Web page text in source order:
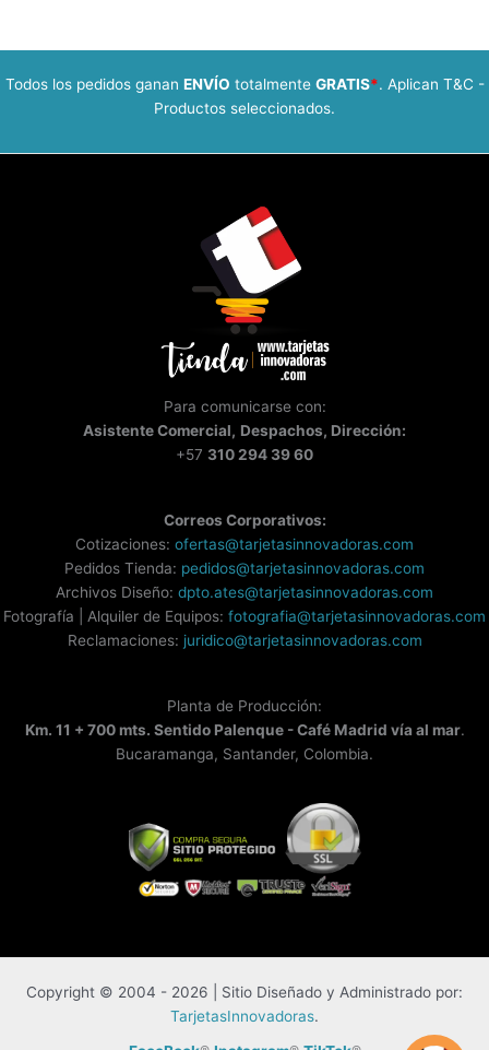
Todos los pedidos ganan ENVÍO totalmente GRATIS*. Aplican T&C -
Productos seleccionados.
Para comunicarse con:
AsistenteComercial, Despachos, Dirección:
+57 310 294 39 60
Correos Corporativos:
Cotizaciones: ofertas@tarjetasinnovadoras.com
Pedidos Tienda: pedidos@tarjetasinnovadoras.com
Archivos Diseño: dpto.ates@tarjetasinnovadoras.com
Fotografía | Alquiler de Equipos: fotografia@tarjetasinnovadoras.com
Reclamaciones: juridico@tarjetasinnovadoras.com
Planta de Producción:
Km. 11 + 700 mts. Sentido Palenque - Café Madrid vía al mar.
Bucaramanga, Santander, Colombia.
Copyright © 2004 - 2026 | Sitio Diseñado y Administrado por:
TarjetasInnovadoras.